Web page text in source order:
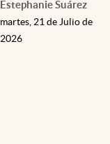
Estephanie Suárez
martes, 21 de Julio de
2026